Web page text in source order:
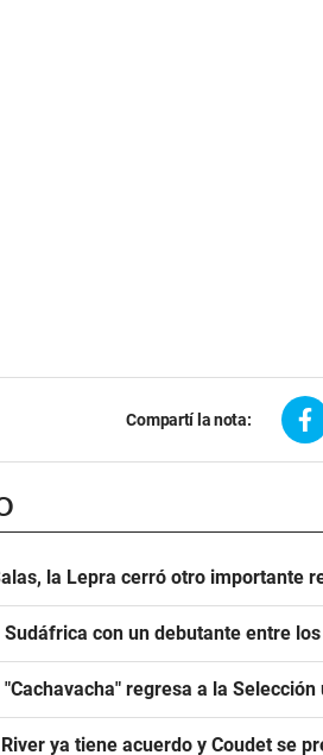
Compartí la nota:
la Lepra cerró otro importante
con un debutante entre
regresa a la Selección
ya tiene acuerdo y Coudet se